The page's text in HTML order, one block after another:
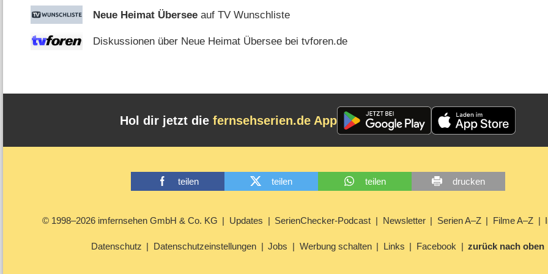
Neue Heimat Übersee auf TV Wunschliste
Diskussionen über Neue Heimat Übersee bei tvforen.de
Hol dir jetzt die fernsehserien.de App
teilen teilen teilen drucken
© 1998–2026 imfernsehen GmbH & Co. KG Updates SerienChecker-Podcast Newsletter Serien A–Z Filme A–Z
Datenschutz Datenschutzeinstellungen Jobs Werbung schalten Links Facebook zurück nach oben